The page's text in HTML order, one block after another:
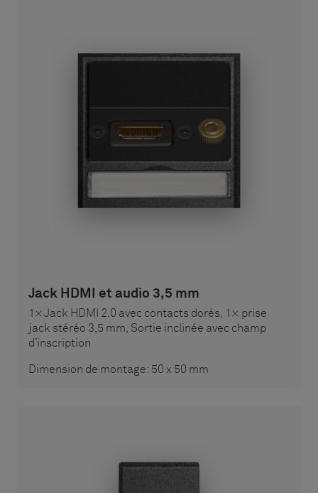
Jack HDMI et audio 3,5 mm
1× Jack HDMI 2.0 avec contacts dorés, 1× prise
jack stéréo 3,5 mm, Sortie inclinée avec champ
d’inscription
Dimension de montage: 50 x 50 mm